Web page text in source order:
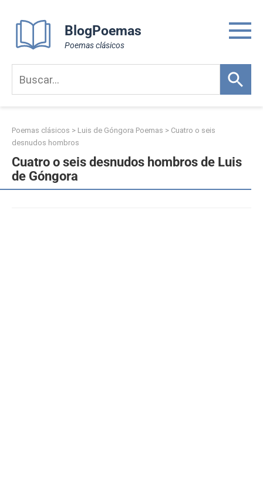
content
BlogPoemas
Poemas clásicos
Poemas clásicos > Luis de Góngora Poemas > Cuatro o seis
desnudos hombros
Cuatro o seis desnudos hombros de Luis
de Góngora